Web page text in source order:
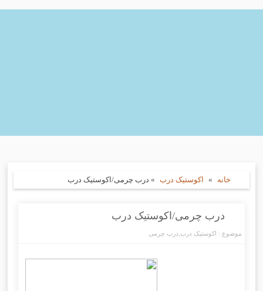
خانه » اکوستیک درب » درب چرمی/اکوستیک درب
درب چرمی/اکوستیک درب
موضوع : اکوستیک درب درب چرمی